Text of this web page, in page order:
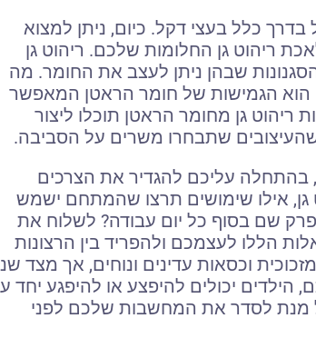
כלל בעצי דקל. כיום, ניתן למצוא
ריהוט גן החלומות שלכם. ריהוט גן
שבהן ניתן לעצב את החומר. מה
הוא הגמישות של חומר הראטן המאפשר
ריהוט גן מחומר הראטן תוכלו ליצור
שתבחרו משרים על הסביבה.
בהתחלה עליכם להגדיר את הצרכים
גן, אילו שימושים תרצו שהמתחם ישמש
שם בסוף כל יום עבודה? לשלוח את
הללו לעצמכם ולהפריד בין הרצונות
וכסאות עדינים ונוחים, אך מצד
הילדים יכולים להיפצע או להיפגע יחד
מנת לסדר את המחשבות שלכם לפני